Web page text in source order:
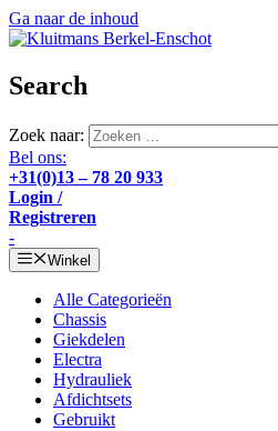
Ga naar de inhoud
Search
Zoek naar:
Bel ons:
+31(0)13 – 78 20 933
Login /
Registreren
-
Winkel
Alle Categorieën
Chassis
Giekdelen
Electra
Hydrauliek
Afdichtsets
Gebruikt